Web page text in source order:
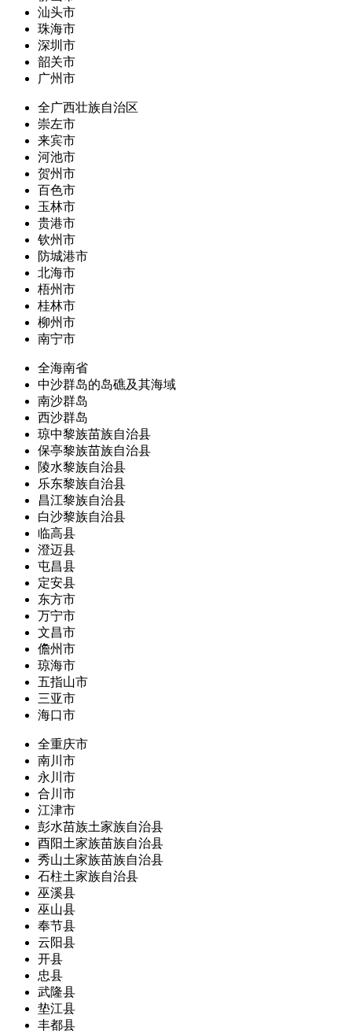
汕头市
珠海市
深圳市
韶关市
广州市
全广西壮族自治区
崇左市
来宾市
河池市
贺州市
百色市
玉林市
贵港市
钦州市
防城港市
北海市
梧州市
桂林市
柳州市
南宁市
全海南省
中沙群岛的岛礁及其海域
南沙群岛
西沙群岛
琼中黎族苗族自治县
保亭黎族苗族自治县
陵水黎族自治县
乐东黎族自治县
昌江黎族自治县
白沙黎族自治县
临高县
澄迈县
屯昌县
定安县
东方市
万宁市
文昌市
儋州市
琼海市
五指山市
三亚市
海口市
全重庆市
南川市
永川市
合川市
江津市
彭水苗族土家族自治县
酉阳土家族苗族自治县
秀山土家族苗族自治县
石柱土家族自治县
巫溪县
巫山县
奉节县
云阳县
开县
忠县
武隆县
垫江县
丰都县